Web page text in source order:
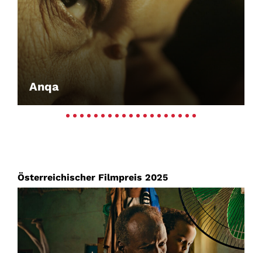
Anqa
Österreichischer Filmpreis 2025